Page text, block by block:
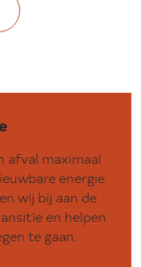
afval maximaal
energie
wij bij aan de
en helpen
te gaan.